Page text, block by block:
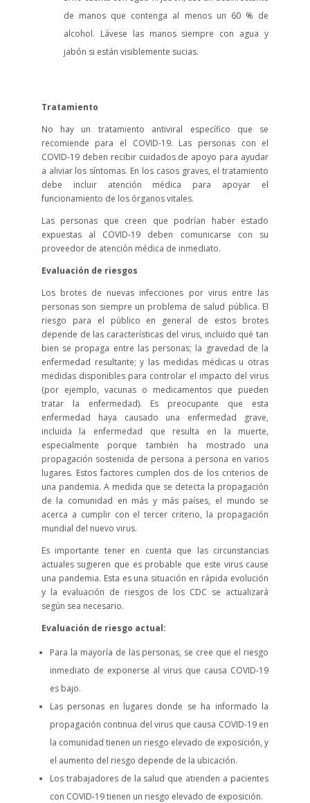
de manos que contenga al menos un 60 % de
alcohol. Lávese las manos siempre con agua y
jabón si están visiblemente sucias.
Tratamiento
No hay un tratamiento antiviral específico que se
recomiende para el COVID-19. Las personas con el
COVID-19 deben recibir cuidados de apoyo para ayudar
a aliviar los síntomas. En los casos graves, el tratamiento
debe incluir atención médica para apoyar el
funcionamiento de los órganos vitales.
Las personas que creen que podrían haber estado
expuestas al COVID-19 deben comunicarse con su
proveedor de atención médica de inmediato.
Evaluación de riesgos
Los brotes de nuevas infecciones por virus entre las
personas son siempre un problema de salud pública. El
riesgo para el público en general de estos brotes
depende de las características del virus, incluido qué tan
bien se propaga entre las personas; la gravedad de la
enfermedad resultante; y las medidas médicas u otras
medidas disponibles para controlar el impacto del virus
(por ejemplo, vacunas o medicamentos que pueden
tratar la enfermedad). Es preocupante que esta
enfermedad haya causado una enfermedad grave,
incluida la enfermedad que resulta en la muerte,
especialmente porque también ha mostrado una
propagación sostenida de persona a persona en varios
lugares. Estos factores cumplen dos de los criterios de
una pandemia. A medida que se detecta la propagación
de la comunidad en más y más países, el mundo se
acerca a cumplir con el tercer criterio, la propagación
mundial del nuevo virus.
Es importante tener en cuenta que las circunstancias
actuales sugieren que es probable que este virus cause
una pandemia. Esta es una situación en rápida evolución
y la evaluación de riesgos de los CDC se actualizará
según sea necesario.
Evaluación de riesgo actual:
Para la mayoría de las personas, se cree que el riesgo
inmediato de exponerse al virus que causa COVID-19
es bajo.
Las personas en lugares donde se ha informado la
propagación continua del virus que causa COVID-19 en
la comunidad tienen un riesgo elevado de exposición, y
el aumento del riesgo depende de la ubicación.
Los trabajadores de la salud que atienden a pacientes
con COVID-19 tienen un riesgo elevado de exposición.